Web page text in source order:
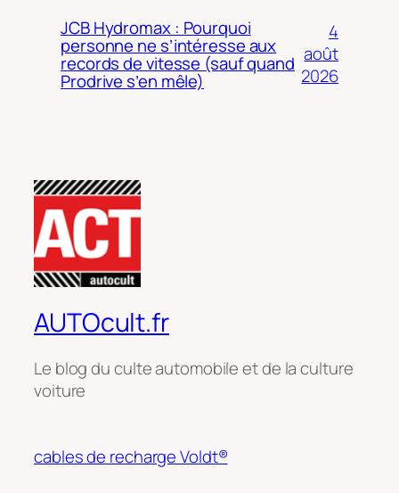
JCB Hydromax : Pourquoi
personne ne s’intéresse aux
records de vitesse (sauf quand
Prodrive s’en mêle)
4
août
2026
AUTOcult.fr
Le blog du culte automobile et de la culture
voiture
cables de recharge Voldt®